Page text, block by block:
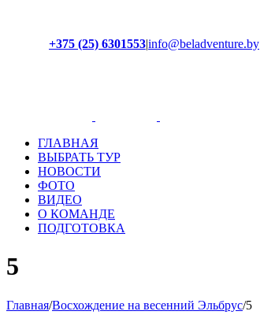
+375 (25) 6301553|info@beladventure.by
ГЛАВНАЯ
ВЫБРАТЬ ТУР
НОВОСТИ
ФОТО
ВИДЕО
О КОМАНДЕ
ПОДГОТОВКА
5
Главная/Восхождение на весенний Эльбрус/5